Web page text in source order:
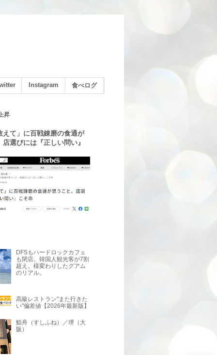
Instagram 食べログ
昇
えて」に百戦錬磨の食通が
選びには『正しい問い』
DFSもハードロックカフェ
も閉店。韓国人観光客が7割
超え。様変わりしたグアム
のリアル。
高級レストラン"また行きた
い"偏差値【2026年最新版】
鮨舟（すしふね）／堺（大
阪）